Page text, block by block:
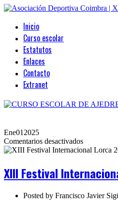
Inicio
Curso escolar
Estatutos
Enlaces
Contacto
Extranet
Ene01 2025
Comentarios desactivadosen
XIII
Lorca
Finalizado
XIII Festival
Posted by Francisco Javier